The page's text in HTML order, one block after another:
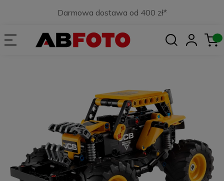
Darmowa dostawa od 400 zł*